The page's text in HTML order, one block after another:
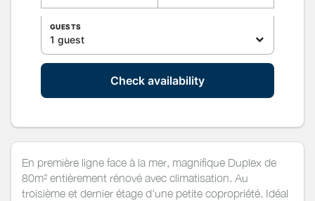
GUESTS
1 guest
Check availability
En première ligne face à la mer, magnifique Duplex de
80m² entièrement rénové avec climatisation. Au
troisième et dernier étage d'une petite copropriété. Idéal